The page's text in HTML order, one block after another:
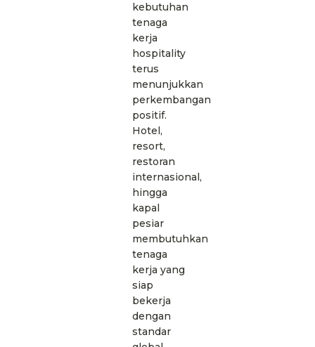
kebutuhan
tenaga
kerja
hospitality
terus
menunjukkan
perkembangan
positif.
Hotel,
resort,
restoran
internasional,
hingga
kapal
pesiar
membutuhkan
tenaga
kerja yang
siap
bekerja
dengan
standar